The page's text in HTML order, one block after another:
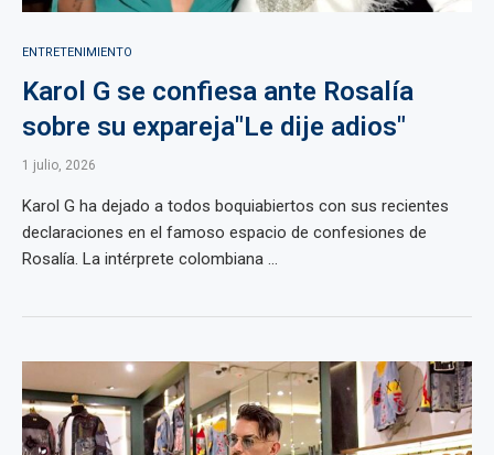
ENTRETENIMIENTO
Karol G se confiesa ante Rosalía
sobre su expareja"Le dije adios"
1 julio, 2026
Karol G ha dejado a todos boquiabiertos con sus recientes
declaraciones en el famoso espacio de confesiones de
Rosalía. La intérprete colombiana ...